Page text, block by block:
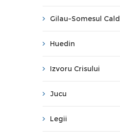
Gilau-Somesul Cald
Huedin
Izvoru Crisului
Jucu
Legii